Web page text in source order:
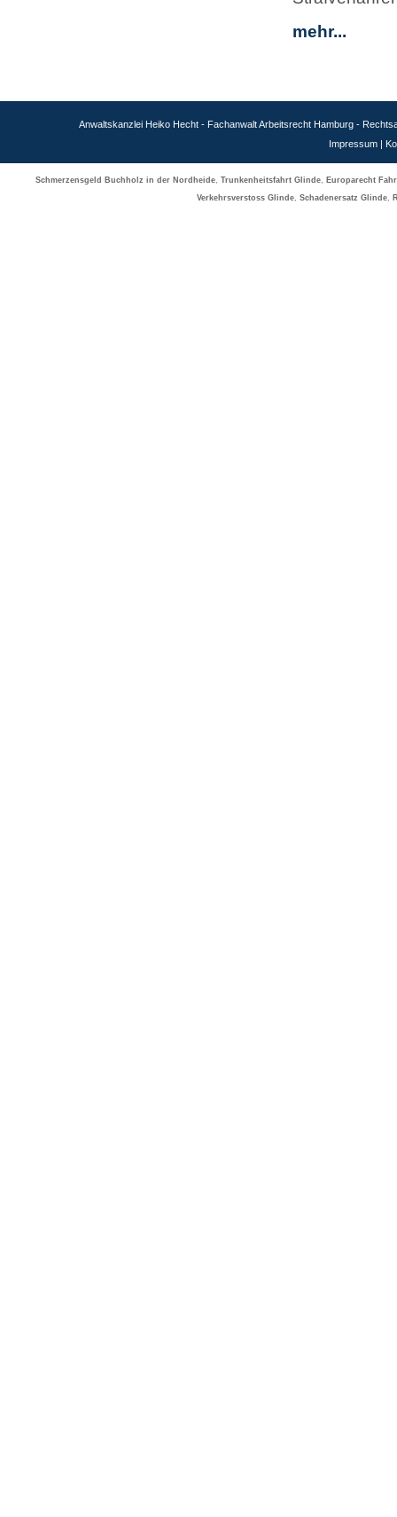
mehr...
Anwaltskanzlei Heiko Hecht - Fachanwalt Arbeitsrecht Hamburg -
Impressum|
Schmerzensgeld Buchholz in der Nordheide, Trunkenheitsfahrt Glinde, Europarecht
Verkehrsverstoss Glinde, Schadenersatz Glinde,